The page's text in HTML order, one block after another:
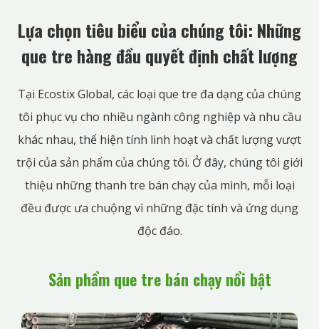
Lựa chọn tiêu biểu của chúng tôi: Những
que tre hàng đầu quyết định chất lượng
Tại Ecostix Global, các loại que tre đa dạng của chúng
tôi phục vụ cho nhiều ngành công nghiệp và nhu cầu
khác nhau, thể hiện tính linh hoạt và chất lượng vượt
trội của sản phẩm của chúng tôi. Ở đây, chúng tôi giới
thiệu những thanh tre bán chạy của mình, mỗi loại
đều được ưa chuộng vì những đặc tính và ứng dụng
độc đáo.
Sản phẩm que tre bán chạy nổi bật